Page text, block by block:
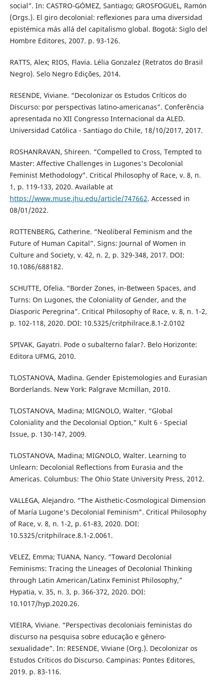
social”. In: CASTRO-GÓMEZ, Santiago; GROSFOGUEL, Ramón
(Orgs.). El giro decolonial: reﬂexiones para uma diversidad
epistémica más allá del capitalismo global. Bogotá: Siglo del
Hombre Editores, 2007. p. 93-126.
RATTS, Alex; RIOS, Flavia. Lélia Gonzalez (Retratos do Brasil
Negro). Selo Negro Edições, 2014.
RESENDE, Viviane. “Decolonizar os Estudos Críticos do
Discurso: por perspectivas latino-americanas”. Conferência
apresentada no XII Congresso Internacional da ALED.
Universidad Católica - Santiago do Chile, 18/10/2017, 2017.
ROSHANRAVAN, Shireen. “Compelled to Cross, Tempted to
Master: Affective Challenges in Lugones's Decolonial
Feminist Methodology”. Critical Philosophy of Race, v. 8, n.
1, p. 119-133, 2020. Available at
https://www.muse.jhu.edu/article/747662. Accessed in
08/01/2022.
ROTTENBERG, Catherine. “Neoliberal Feminism and the
Future of Human Capital”. Signs: Journal of Women in
Culture and Society, v. 42, n. 2, p. 329-348, 2017. DOI:
10.1086/688182.
SCHUTTE, Ofelia. “Border Zones, in-Between Spaces, and
Turns: On Lugones, the Coloniality of Gender, and the
Diasporic Peregrina”. Critical Philosophy of Race, v. 8, n. 1-2,
p. 102-118, 2020. DOI: 10.5325/critphilrace.8.1-2.0102
SPIVAK, Gayatri. Pode o subalterno falar?. Belo Horizonte:
Editora UFMG, 2010.
TLOSTANOVA, Madina. Gender Epistemologies and Eurasian
Borderlands. New York: Palgrave Mcmillan, 2010.
TLOSTANOVA, Madina; MIGNOLO, Walter. “Global
Coloniality and the Decolonial Option,” Kult 6 - Special
Issue, p. 130-147, 2009.
TLOSTANOVA, Madina; MIGNOLO, Walter. Learning to
Unlearn: Decolonial Reflections from Eurasia and the
Americas. Columbus: The Ohio State University Press, 2012.
VALLEGA, Alejandro. “The Aisthetic-Cosmological Dimension
of María Lugone's Decolonial Feminism”. Critical Philosophy
of Race, v. 8, n. 1-2, p. 61-83, 2020. DOI:
10.5325/critphilrace.8.1-2.0061.
VELEZ, Emma; TUANA, Nancy. “Toward Decolonial
Feminisms: Tracing the Lineages of Decolonial Thinking
through Latin American/Latinx Feminist Philosophy,”
Hypatia, v. 35, n. 3, p. 366-372, 2020. DOI:
10.1017/hyp.2020.26.
VIEIRA, Viviane. “Perspectivas decoloniais feministas do
discurso na pesquisa sobre educação e gênero-
sexualidade”. In: RESENDE, Viviane (Org.). Decolonizar os
Estudos Críticos do Discurso. Campinas: Pontes Editores,
2019. p. 83-116.